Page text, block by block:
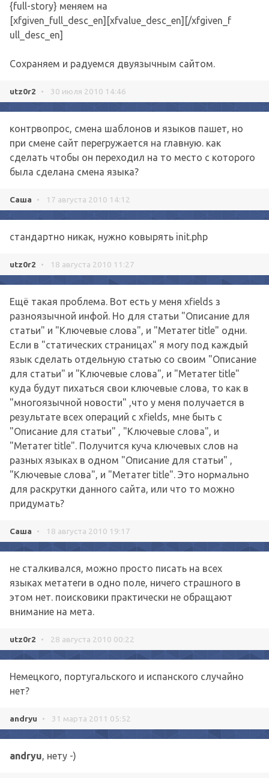
{full-story} меняем на
[xfgiven_full_desc_en][xfvalue_desc_en][/xfgiven_f
ull_desc_en]
Сохраняем и радуемся двуязычным сайтом.
utz0r2 • 30 июля 2010 14:46
контрвопрос, смена шаблонов и языков пашет, но
при смене сайт перегружается на главную. как
сделать чтобы он переходил на то место с которого
была сделана смена языка?
Саша • 17 августа 2010 14:12
стандартно никак, нужно ковырять init.php
utz0r2 • 18 августа 2010 11:27
Ещё такая проблема. Вот есть у меня xfields з
разноязычной инфой. Но для статьи "Описание для
статьи" и "Ключевые слова", и "Метатег title" одни.
Если в "статических страницах" я могу под каждый
язык сделать отдельную статью со своим "Описание
для статьи" и "Ключевые слова", и "Метатег title"
куда будут пихаться свои ключевые слова, то как в
"многоязычной новости" ,что у меня получается в
результате всех операций с xfields, мне быть с
"Описание для статьи" , "Ключевые слова", и
"Метатег title". Получится куча ключевых слов на
разных языках в одном "Описание для статьи" ,
"Ключевые слова", и "Метатег title". Это нормально
для раскрутки данного сайта, или что то можно
придумать?
Саша • 18 августа 2010 19:17
не сталкивался, можно просто писать на всех
языках метатеги в одно поле, ничего страшного в
этом нет. поисковики практически не обращают
внимание на мета.
utz0r2 • 28 августа 2010 00:22
Немецкого, португальского и испанского случайно
нет?
andryu • 31 марта 2011 05:52
andryu, нету -)